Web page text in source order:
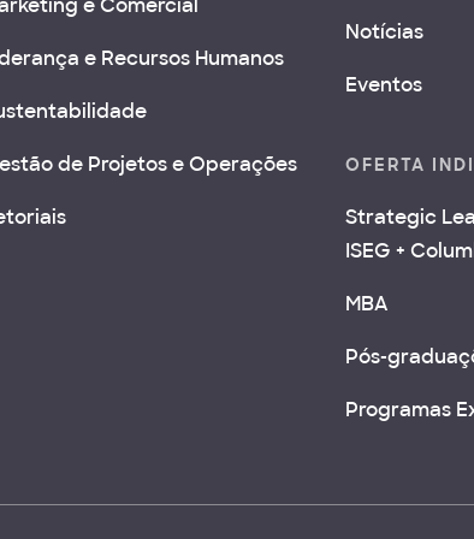
e Comercial
e Recursos Humanos
de Projetos e Operações
Notícias
Eventos
OFERTA
Strategic
ISEG +
MBA
Pós-
Programas